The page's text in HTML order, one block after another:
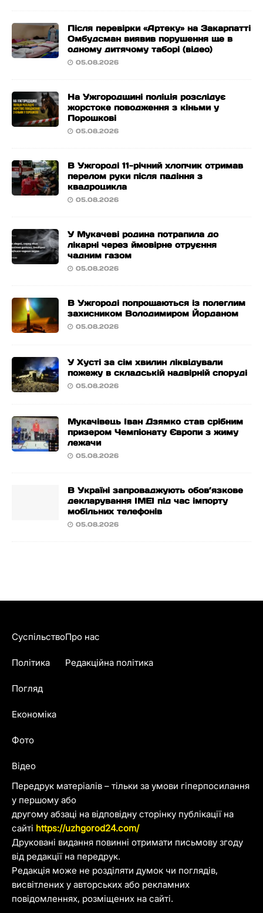
Після перевірки «Артеку» на Закарпатті
Омбудсман виявив порушення ще в
одному дитячому таборі (відео)
05.08.2026
На Ужгородщині поліція розслідує
жорстоке поводження з кіньми у
Порошкові
05.08.2026
В Ужгороді 11-річний хлопчик отримав
перелом руки після падіння з
квадроцикла
05.08.2026
У Мукачеві родина потрапила до
лікарні через ймовірне отруєння
чадним газом
05.08.2026
В Ужгороді попрощаються із полеглим
захисником Володимиром Йорданом
05.08.2026
У Хусті за сім хвилин ліквідували
пожежу в складській надвірній споруді
05.08.2026
Мукачівець Іван Дзямко став срібним
призером Чемпіонату Європи з жиму
лежачи
05.08.2026
В Україні запроваджують обов’язкове
декларування IMEI під час імпорту
мобільних телефонів
05.08.2026
Передрук матеріалів – тільки за умови гіперпосилання
у першому або
другому абзаці на відповідну сторінку публікації на
сайті https://uzhgorod24.com/
Друковані видання повинні отримати письмову згоду
від редакції на передрук.
Редакція може не розділяти думок чи поглядів,
висвітлених у авторських або рекламних
повідомленнях, розміщених на сайті.
Суспільство
Політика
Погляд
Економіка
Фото
Відео
Про нас
Редакційна політика